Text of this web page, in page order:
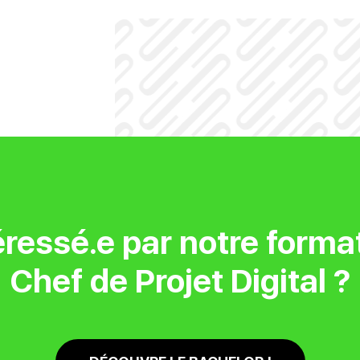
par notre
Chef de Projet Digital ?